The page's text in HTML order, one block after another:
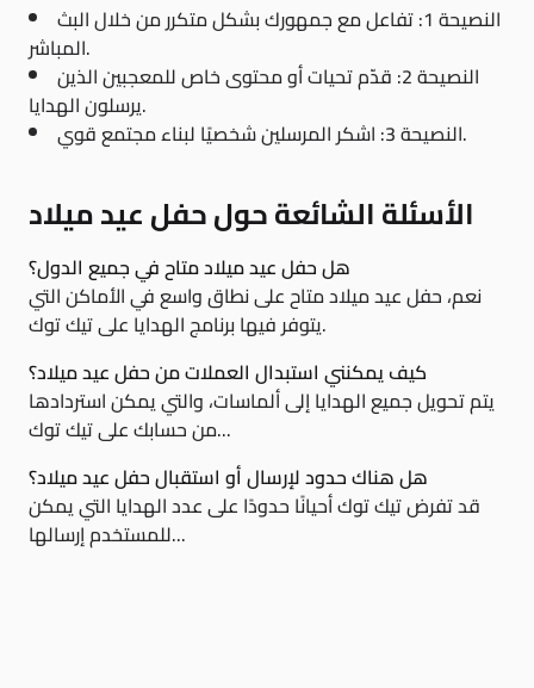
النصيحة 1: تفاعل مع جمهورك بشكل متكرر من خلال البث
المباشر.
النصيحة 2: قدّم تحيات أو محتوى خاص للمعجبين الذين
يرسلون الهدايا.
النصيحة 3: اشكر المرسلين شخصيًا لبناء مجتمع قوي.
الأسئلة الشائعة حول حفل عيد ميلاد
هل حفل عيد ميلاد متاح في جميع الدول؟
نعم، حفل عيد ميلاد متاح على نطاق واسع في الأماكن التي
يتوفر فيها برنامج الهدايا على تيك توك.
كيف يمكنني استبدال العملات من حفل عيد ميلاد؟
يتم تحويل جميع الهدايا إلى ألماسات، والتي يمكن استردادها
من حسابك على تيك توك...
هل هناك حدود لإرسال أو استقبال حفل عيد ميلاد؟
قد تفرض تيك توك أحيانًا حدودًا على عدد الهدايا التي يمكن
للمستخدم إرسالها...